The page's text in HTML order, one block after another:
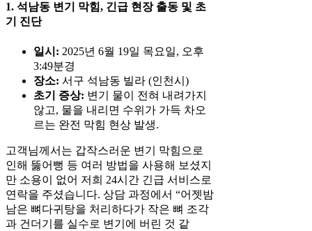
1. 석남동 변기 막힘, 긴급 현장 출동 및 초
기 진단
일시: 2025년 6월 19일 목요일, 오후
3:49분경
장소: 서구 석남동 빌라 (인천시)
초기 증상: 변기 물이 전혀 내려가지
않고, 물을 내리면 수위가 가득 차오
르는 완전 막힘 현상 발생.
고객님께서는 갑작스러운 변기 막힘으로
인해 뚫어뻥 등 여러 방법을 사용해 보셨지
만 소용이 없어 저희 24시간 긴급 서비스로
연락을 주셨습니다. 상담 과정에서 “어젯밤
남은 뼈다귀탕을 처리하다가 작은 뼈 조각
과 건더기를 실수로 변기에 버린 것 같